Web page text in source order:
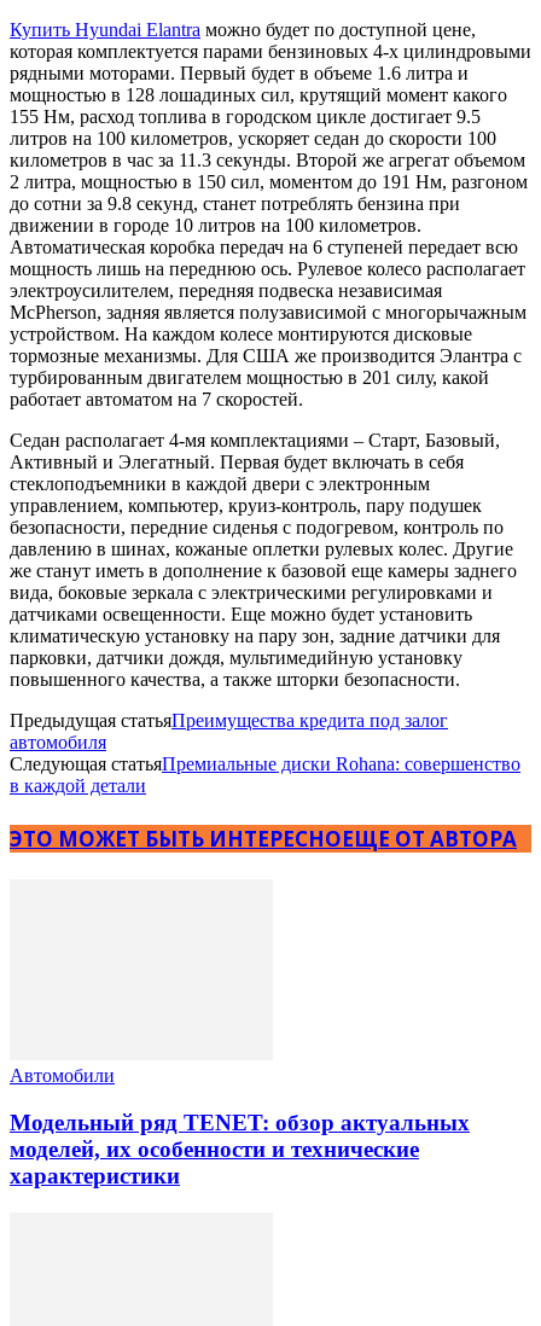
Купить Hyundai Elantra можно будет по доступной цене,
которая комплектуется парами бензиновых 4-х цилиндровыми
рядными моторами. Первый будет в объеме 1.6 литра и
мощностью в 128 лошадиных сил, крутящий момент какого
155 Нм, расход топлива в городском цикле достигает 9.5
литров на 100 километров, ускоряет седан до скорости 100
километров в час за 11.3 секунды. Второй же агрегат объемом
2 литра, мощностью в 150 сил, моментом до 191 Нм, разгоном
до сотни за 9.8 секунд, станет потреблять бензина при
движении в городе 10 литров на 100 километров.
Автоматическая коробка передач на 6 ступеней передает всю
мощность лишь на переднюю ось. Рулевое колесо располагает
электроусилителем, передняя подвеска независимая
McPherson, задняя является полузависимой с многорычажным
устройством. На каждом колесе монтируются дисковые
тормозные механизмы. Для США же производится Элантра с
турбированным двигателем мощностью в 201 силу, какой
работает автоматом на 7 скоростей.
Седан располагает 4-мя комплектациями – Старт, Базовый,
Активный и Элегатный. Первая будет включать в себя
стеклоподъемники в каждой двери с электронным
управлением, компьютер, круиз-контроль, пару подушек
безопасности, передние сиденья с подогревом, контроль по
давлению в шинах, кожаные оплетки рулевых колес. Другие
же станут иметь в дополнение к базовой еще камеры заднего
вида, боковые зеркала с электрическими регулировками и
датчиками освещенности. Еще можно будет установить
климатическую установку на пару зон, задние датчики для
парковки, датчики дождя, мультимедийную установку
повышенного качества, а также шторки безопасности.
Предыдущая статьяПреимущества кредита под залог
автомобиля
Следующая статьяПремиальные диски Rohana: совершенство
в каждой детали
ЭТО МОЖЕТ БЫТЬ ИНТЕРЕСНОЕЩЕ ОТ АВТОРА
Автомобили
Модельный ряд TENET: обзор актуальных
моделей, их особенности и технические
характеристики